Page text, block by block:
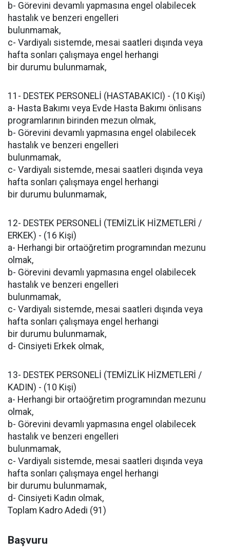
b- Görevini devamlı yapmasına engel olabilecek
hastalık ve benzeri engelleri
bulunmamak,
c- Vardiyalı sistemde, mesai saatleri dışında veya
hafta sonları çalışmaya engel herhangi
bir durumu bulunmamak,
11- DESTEK PERSONELİ (HASTABAKICI) - (10 Kişi)
a- Hasta Bakımı veya Evde Hasta Bakımı önlisans
programlarının birinden mezun olmak,
b- Görevini devamlı yapmasına engel olabilecek
hastalık ve benzeri engelleri
bulunmamak,
c- Vardiyalı sistemde, mesai saatleri dışında veya
hafta sonları çalışmaya engel herhangi
bir durumu bulunmamak,
12- DESTEK PERSONELİ (TEMİZLİK HİZMETLERİ /
ERKEK) - (16 Kişi)
a- Herhangi bir ortaöğretim programından mezunu
olmak,
b- Görevini devamlı yapmasına engel olabilecek
hastalık ve benzeri engelleri
bulunmamak,
c- Vardiyalı sistemde, mesai saatleri dışında veya
hafta sonları çalışmaya engel herhangi
bir durumu bulunmamak,
d- Cinsiyeti Erkek olmak,
13- DESTEK PERSONELİ (TEMİZLİK HİZMETLERİ /
KADIN) - (10 Kişi)
a- Herhangi bir ortaöğretim programından mezunu
olmak,
b- Görevini devamlı yapmasına engel olabilecek
hastalık ve benzeri engelleri
bulunmamak,
c- Vardiyalı sistemde, mesai saatleri dışında veya
hafta sonları çalışmaya engel herhangi
bir durumu bulunmamak,
d- Cinsiyeti Kadın olmak,
Toplam Kadro Adedi (91)
Başvuru